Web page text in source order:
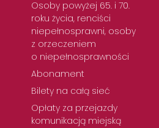
Osoby powyżej 65. i 70.
roku życia, renciści
niepełnosprawni, osoby
z orzeczeniem
o niepełnosprawności
Abonament
Bilety na całą sieć
Opłaty za przejazdy
komunikacją miejską